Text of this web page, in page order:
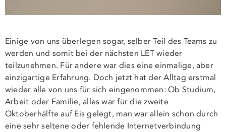
Einige von uns überlegen sogar, selber Teil des Teams zu
werden und somit bei der nächsten LET wieder
teilzunehmen. Für andere war dies eine einmalige, aber
einzigartige Erfahrung. Doch jetzt hat der Alltag erstmal
wieder alle von uns für sich eingenommen: Ob Studium,
Arbeit oder Familie, alles war für die zweite
Oktoberhälfte auf Eis gelegt, man war allein schon durch
eine sehr seltene oder fehlende Internetverbindung